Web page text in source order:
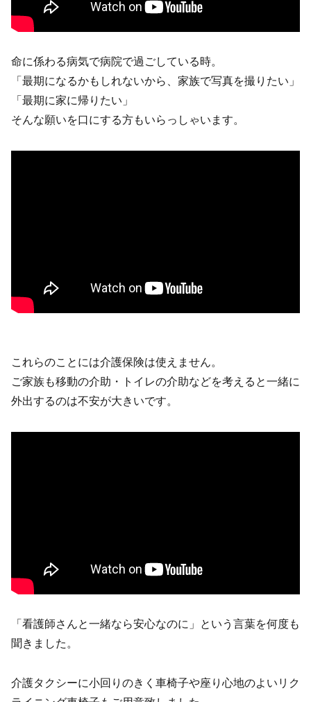
命に係わる病気で病院で過ごしている時。
「最期になるかもしれないから、家族で写真を撮りたい」
「最期に家に帰りたい」
そんな願いを口にする方もいらっしゃいます。
これらのことには介護保険は使えません。
ご家族も移動の介助・トイレの介助などを考えると一緒に
外出するのは不安が大きいです。
「看護師さんと一緒なら安心なのに」という言葉を何度も
聞きました。
介護タクシーに小回りのきく車椅子や座り心地のよいリク